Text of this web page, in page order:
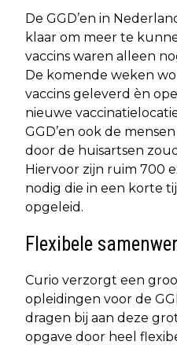
De GGD’en in
klaar om meer te
vaccins waren alleen
De komende weken
vaccins geleverd èn
nieuwe
GGD’en ook de
door de huisartsen
Hiervoor zijn ruim 700
nodig die in een korte
opgeleid.
Flexibele
Curio verzorgt een
opleidingen voor de
dragen bij aan deze
opgave door heel